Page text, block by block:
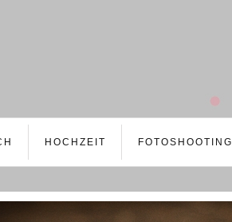
HOCHZEIT FOTOSHOOTING